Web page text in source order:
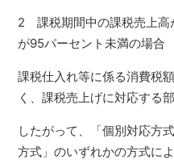
2 課税期間中の課税売上高
が95パーセント未満の場合
課税仕入れ等に係る消費税
く、課税売上げに対応する
したがって、「個別対応方
方式」のいずれかの方式に